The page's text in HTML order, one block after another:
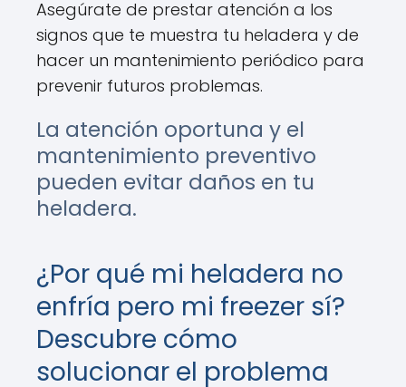
Asegúrate de prestar atención a los
signos que te muestra tu heladera y de
hacer un mantenimiento periódico para
prevenir futuros problemas.
La atención oportuna y el
mantenimiento preventivo
pueden evitar daños en tu
heladera.
¿Por qué mi heladera no
enfría pero mi freezer sí?
Descubre cómo
solucionar el problema